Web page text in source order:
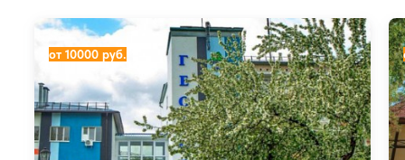
Санаторий Геолог
от 10000 руб.